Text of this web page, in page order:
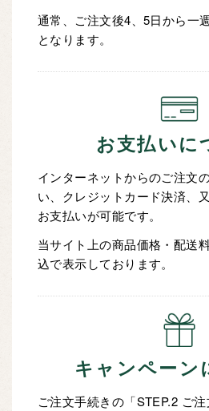
通常、ご注文後4、5日から一
となります。
お支払いに
インターネットからのご注文
い、クレジットカード決済、
お支払いが可能です。
当サイト上の商品価格・配送
込で表示しております。
キャンペーン
ご注文手続きの「STEP.2 ご